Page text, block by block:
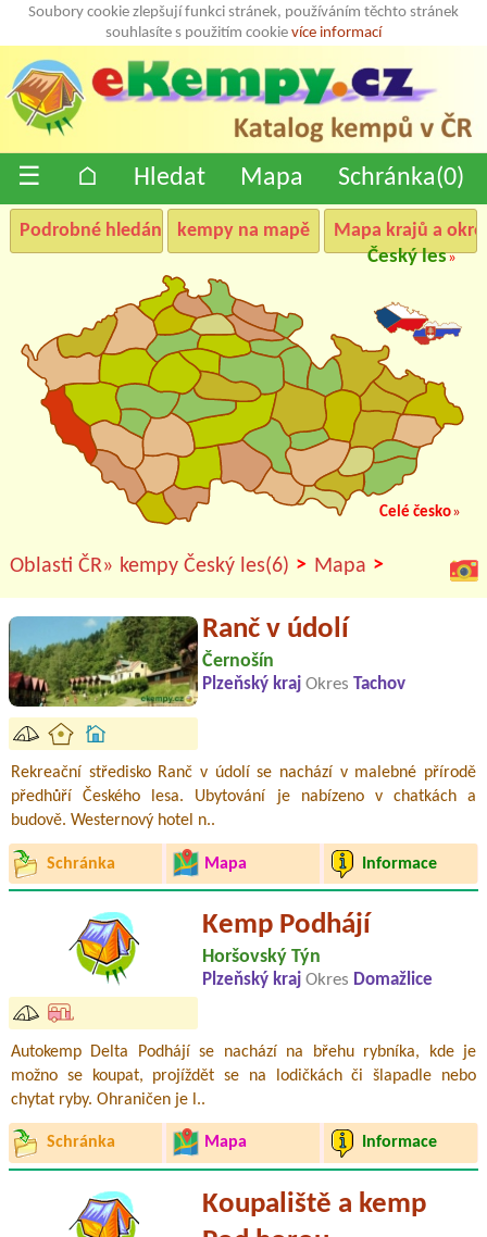
Soubory cookie zlepšují funkci stránek, používáním těchto stránek
souhlasíte s použitím cookie více informací
☰ ⌂ Hledat Mapa Schránka(0)
Podrobné hledání kempy na mapě
Mapa krajů a
Český les»
Celé česko»
Oblasti ČR» kempy Český les(6) > Mapa >
Ranč v údolí
Černošín
Plzeňský kraj Okres Tachov
Rekreační středisko Ranč v údolí se nachází v malebné přírodě
předhůří Českého lesa. Ubytování je nabízeno v chatkách a
budově. Westernový hotel n..
Schránka Mapa Informace
Kemp Podhájí
Horšovský Týn
Plzeňský kraj Okres Domažlice
Autokemp Delta Podhájí se nachází na břehu rybníka, kde je
možno se koupat, projíždět se na lodičkách či šlapadle nebo
chytat ryby. Ohraničen je l..
Schránka Mapa Informace
Koupaliště a kemp